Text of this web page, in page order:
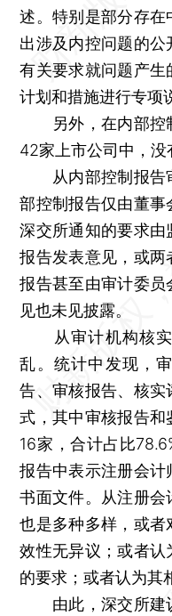
述。特别是部分存
出涉及内控问题的
有关要求就问题产
计划和措施进行专项
另外，在内部控
42家上市公司中，没
从内部控制报告
部控制报告仅由董
深交所通知的要求由
报告发表意见，或两
报告甚至由审计委
见也未见披露。
从审计机构核实
乱。统计中发现，
告、审核报告、核
式，其中审核报告和
16家，合计占比
报告中表示注册会
书面文件。从注册
也是多种多样，或
效性无异议；或者认
的要求；或者认为其
由此，深交所建